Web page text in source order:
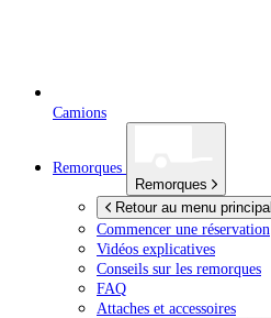
Camions
Remorques
Remorques
Retour au menu principal
Commencer une réservation
Vidéos explicatives
Conseils sur les remorques
FAQ
Attaches et accessoires